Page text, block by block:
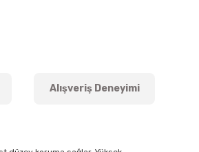
Alışveriş Deneyimi